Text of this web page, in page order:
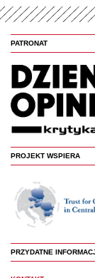
PATRONAT
PROJEKT WSPIERA
PRZYDATNE